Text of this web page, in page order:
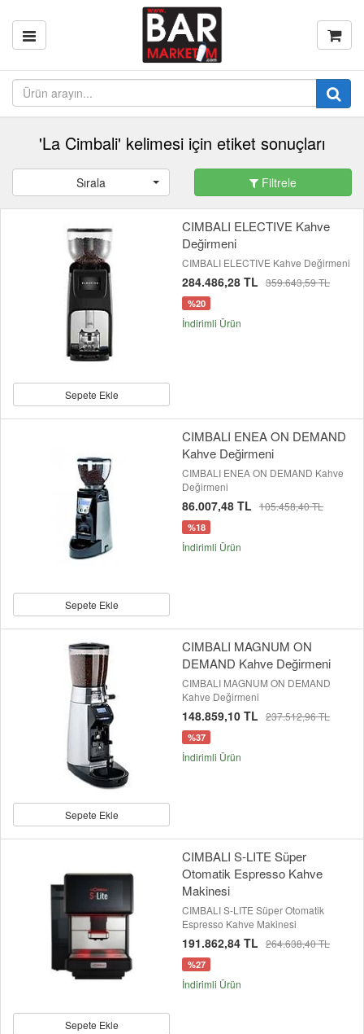
'La Cimbali' kelimesi için etiket sonuçları
Sırala Filtrele
Sepete Ekle
CIMBALI ELECTIVE Kahve
Değirmeni
CIMBALI ELECTIVE Kahve Değirmeni
284.486,28 TL 359.643,59 TL
%20
İndirimli Ürün
Sepete Ekle
CIMBALI ENEA ON DEMAND
Kahve Değirmeni
CIMBALI ENEA ON DEMAND Kahve
Değirmeni
86.007,48 TL 105.458,40 TL
%18
İndirimli Ürün
Sepete Ekle
CIMBALI MAGNUM ON
DEMAND Kahve Değirmeni
CIMBALI MAGNUM ON DEMAND
Kahve Değirmeni
148.859,10 TL 237.512,96 TL
%37
İndirimli Ürün
Sepete Ekle
CIMBALI S-LITE Süper
Otomatik Espresso Kahve
Makinesi
CIMBALI S-LITE Süper Otomatik
Espresso Kahve Makinesi
191.862,84 TL 264.638,40 TL
%27
İndirimli Ürün